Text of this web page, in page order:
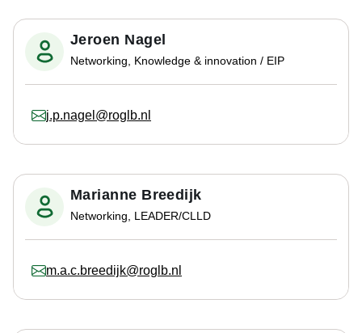
Jeroen Nagel
Networking, Knowledge & innovation / EIP
j.p.nagel@roglb.nl
Marianne Breedijk
Networking, LEADER/CLLD
m.a.c.breedijk@roglb.nl